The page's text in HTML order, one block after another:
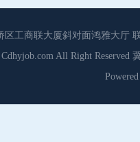
工商联大厦斜对面鸿雅大厅
All Right Reserved